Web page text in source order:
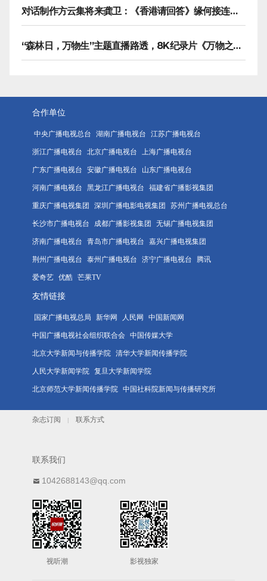
对话制作方云集将来龚卫：《香港请回答》缘何接连获国际传播大奖
“森林日，万物生”主题直播路透，8K纪录片《万物之生》今晚播出
合作单位
中央广播电视总台 湖南广播电视台 江苏广播电视台
浙江广播电视台 北京广播电视台 上海广播电视台
广东广播电视台 安徽广播电视台 山东广播电视台
河南广播电视台 黑龙江广播电视台 福建省广播影视集团
重庆广播电视集团 深圳广播电影电视集团 苏州广播电视总台
长沙市广播电视台 成都广播影视集团 无锡广播电视集团
济南广播电视台 青岛市广播电视台 嘉兴广播电视集团
荆州广播电视台 泰州广播电视台 济宁广播电视台 腾讯
爱奇艺 优酷 芒果TV
友情链接
国家广播电视总局 新华网 人民网 中国新闻网
中国广播电视社会组织联合会 中国传媒大学
北京大学新闻与传播学院 清华大学新闻传播学院
人民大学新闻学院 复旦大学新闻学院
北京师范大学新闻传播学院 中国社科院新闻与传播研究所
杂志订阅 | 联系方式
联系我们
1042688143@qq.com
视听潮 影视独家